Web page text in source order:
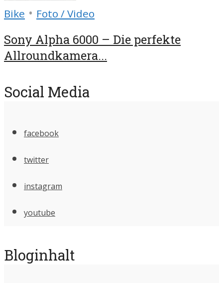
Bike • Foto / Video
Sony Alpha 6000 – Die perfekte
Allroundkamera...
Social Media
facebook
twitter
instagram
youtube
Bloginhalt